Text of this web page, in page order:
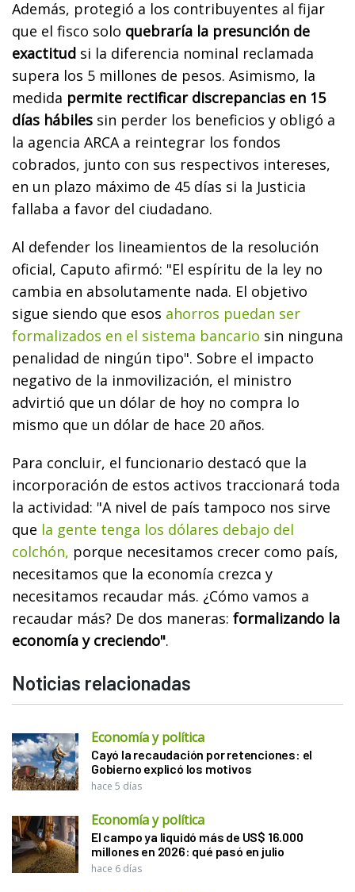
Además, protegió a los contribuyentes al fijar
que el fisco solo quebraría la presunción de
exactitud si la diferencia nominal reclamada
supera los 5 millones de pesos. Asimismo, la
medida permite rectificar discrepancias en 15
días hábiles sin perder los beneficios y obligó a
la agencia ARCA a reintegrar los fondos
cobrados, junto con sus respectivos intereses,
en un plazo máximo de 45 días si la Justicia
fallaba a favor del ciudadano.
Al defender los lineamientos de la resolución
oficial, Caputo afirmó: "El espíritu de la ley no
cambia en absolutamente nada. El objetivo
sigue siendo que esos ahorros puedan ser
formalizados en el sistema bancario sin ninguna
penalidad de ningún tipo". Sobre el impacto
negativo de la inmovilización, el ministro
advirtió que un dólar de hoy no compra lo
mismo que un dólar de hace 20 años.
Para concluir, el funcionario destacó que la
incorporación de estos activos traccionará toda
la actividad: "A nivel de país tampoco nos sirve
que la gente tenga los dólares debajo del
colchón, porque necesitamos crecer como país,
necesitamos que la economía crezca y
necesitamos recaudar más. ¿Cómo vamos a
recaudar más? De dos maneras: formalizando la
economía y creciendo".
Noticias relacionadas
Economía y política
Cayó la recaudación por retenciones: el
Gobierno explicó los motivos
hace 5 días
Economía y política
El campo ya liquidó más de US$ 16.000
millones en 2026: qué pasó en julio
hace 6 días